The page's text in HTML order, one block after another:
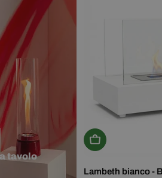
tavolo
Aggiungi Al
Lambeth bianco -